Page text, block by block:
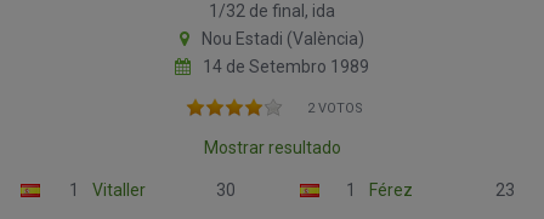
1/32 de final, ida
Nou Estadi (València)
14 de Setembro 1989
2 VOTOS
Mostrar resultado
1 Vitaller 30 1 Férez 23